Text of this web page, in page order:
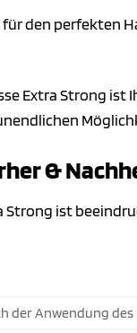
den perfekten
Extra Strong
&
ist